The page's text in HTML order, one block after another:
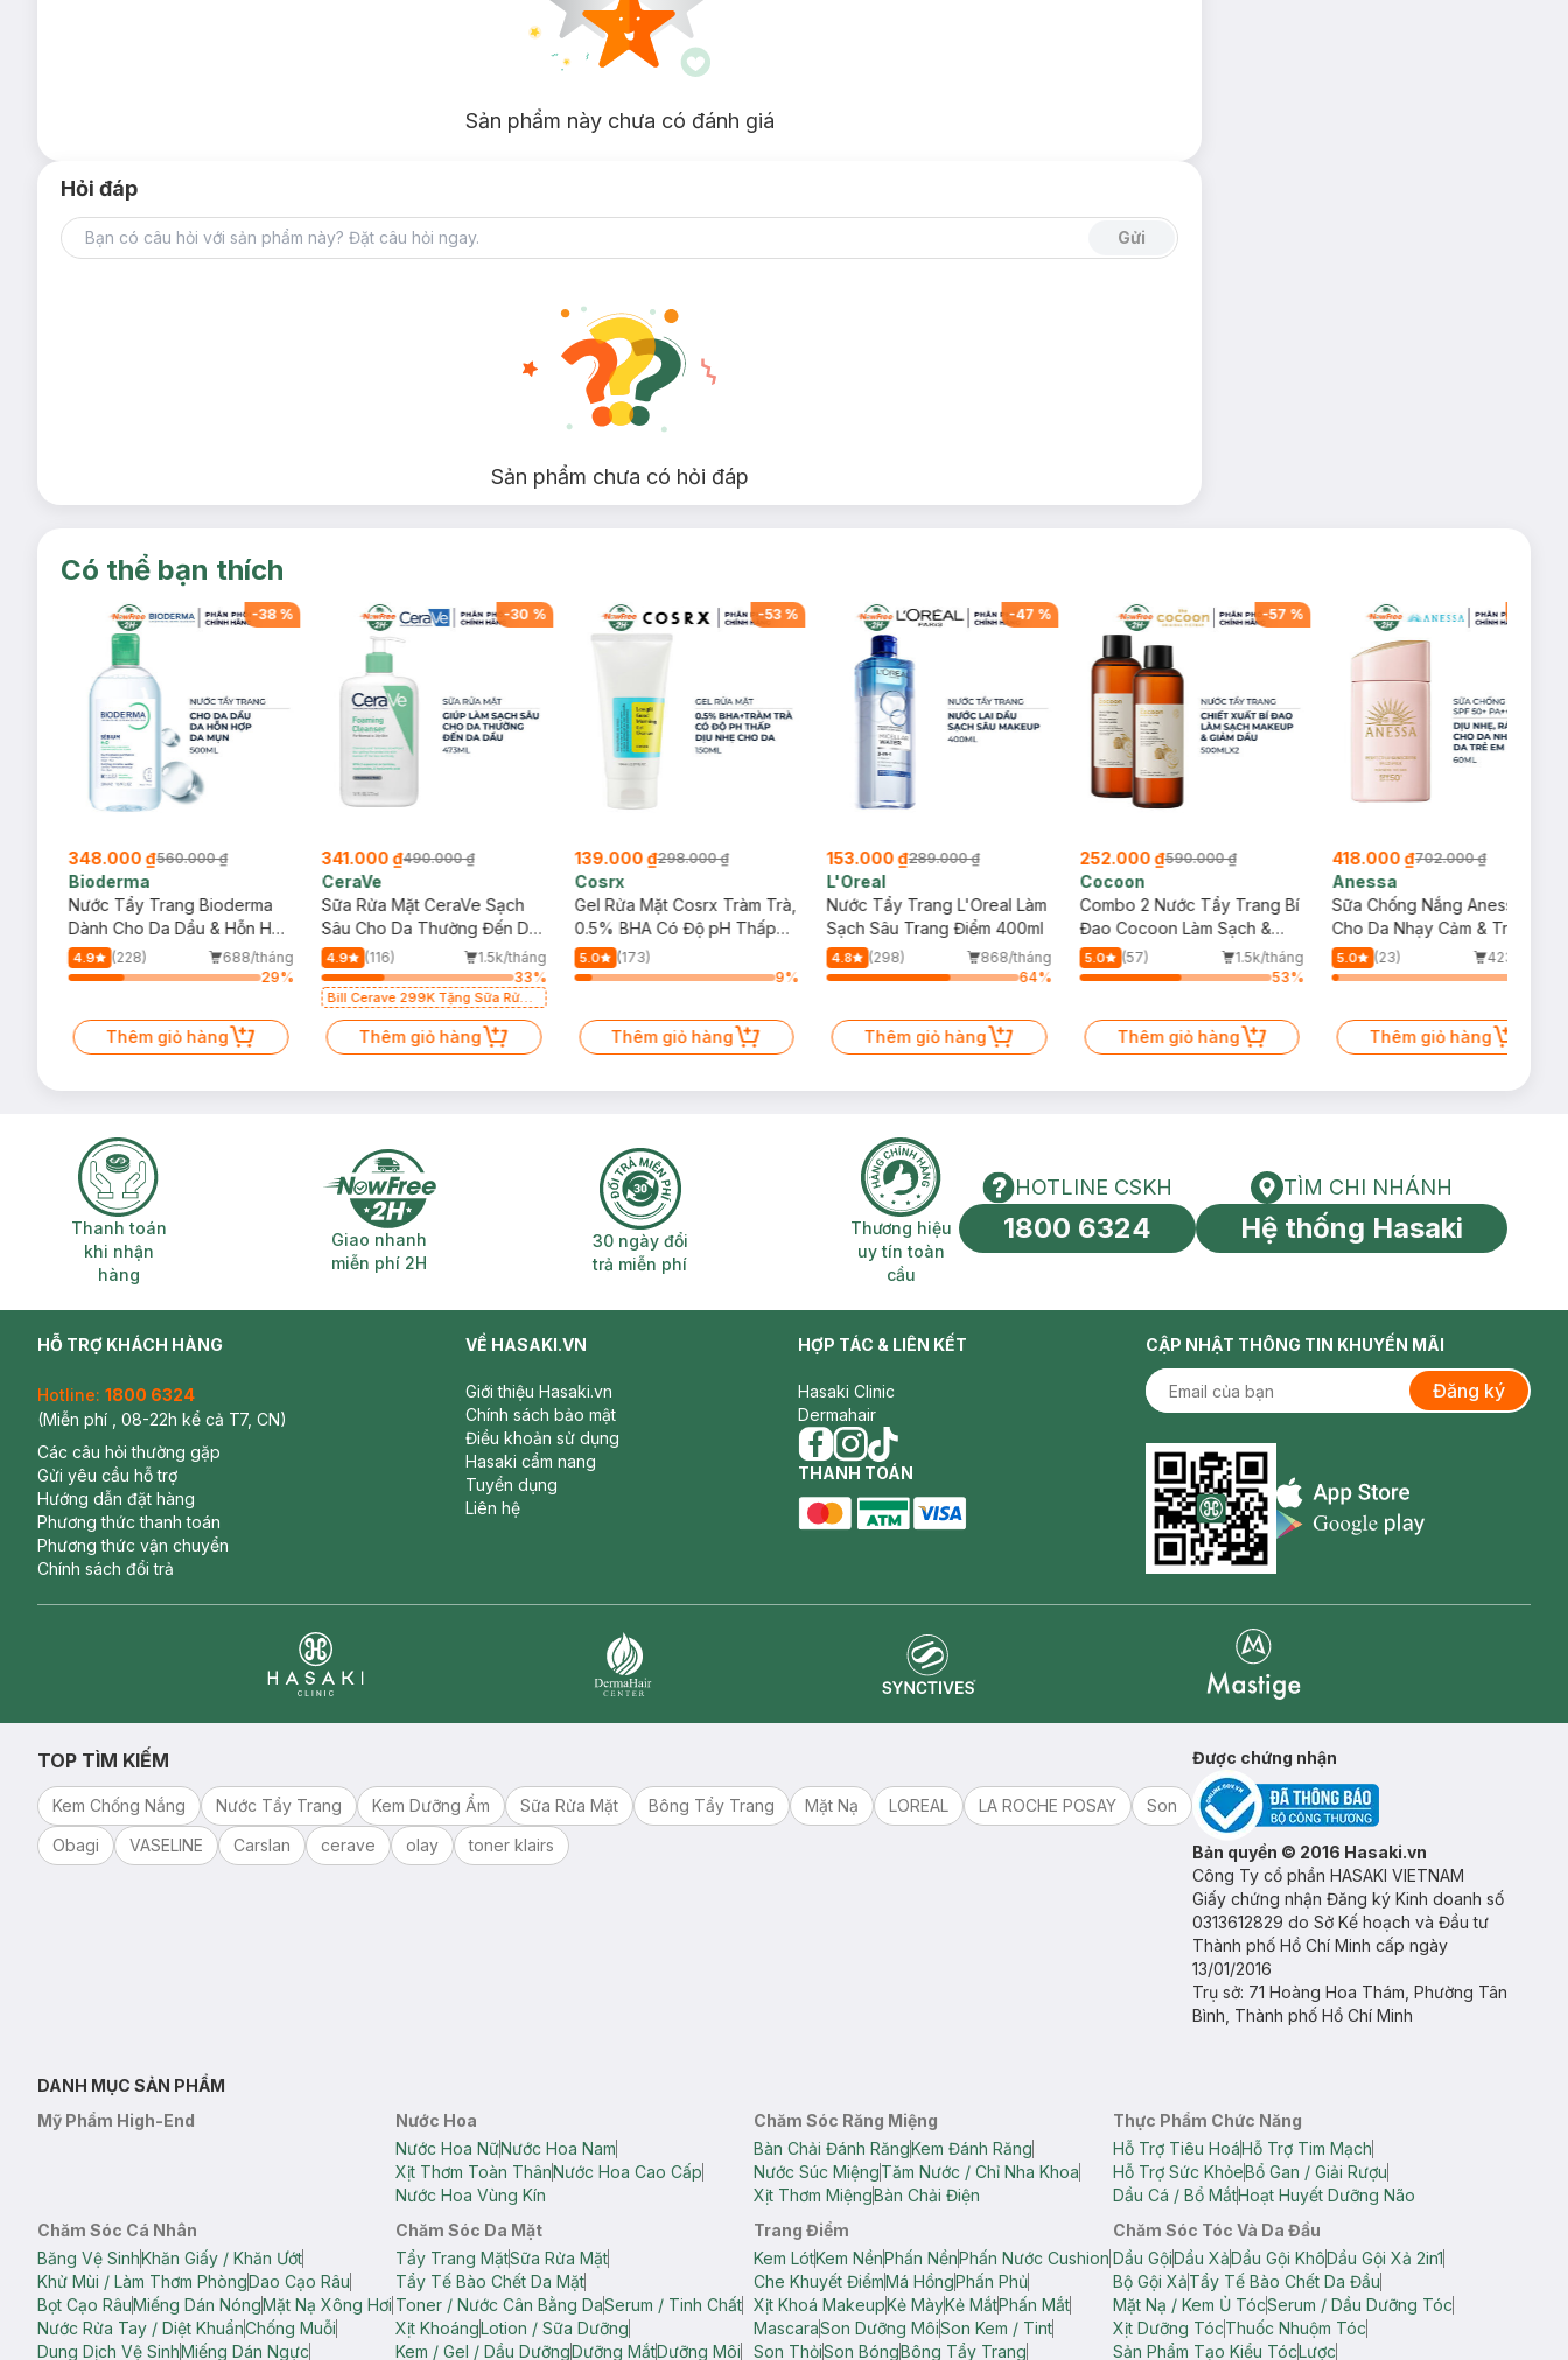
Sản phẩm này chưa có đánh giá
Hỏi đáp
Gửi
Sản phẩm chưa có hỏi đáp
Có thể bạn thích
-38%
348.000 ₫560.000 ₫
Bioderma
Nước Tẩy Trang Bioderma
Dành Cho Da Dầu & Hỗn Hợp
500ml
4.9 (228)
688/tháng
29%
Thêm giỏ hàng
-30 %
341.000 ₫490.000 ₫
CeraVe
Sữa Rửa Mặt CeraVe Sạch
Sâu Cho Da Thường Đến Da
Dầu 473ml
4.9 (116)
1.5k/tháng
33%
Bill Cerave 299K Tặng Sữa Rửa
Mặt Cerave 30ml (SL có hạn)
Thêm giỏ hàng
-53%
139.000 ₫298.000 ₫
Cosrx
Gel Rửa Mặt Cosrx Tràm Trà,
0.5% BHA Có Độ pH Thấp
150ml
5.0
(173)
9%
Thêm giỏ hàng
-47 %
153.000 ₫289.000 ₫
L'Oreal
Nước Tẩy Trang L'Oreal Làm
Sạch Sâu Trang Điểm 400ml
4.8 (298)
868/tháng
64%
Thêm giỏ hàng
-57 %
252.000 ₫590.000 ₫
Cocoon
Combo 2 Nước Tẩy Trang Bí
Đao Cocoon Làm Sạch &
Giảm Dầu 500ml
5.0 (57)
1.5k/tháng
53%
Thêm giỏ hàng
418.000 ₫702.000 ₫
Anessa
Sữa Chống Nắng Anessa
Cho Da Nhạy Cảm & Trẻ Em
60ml (Mới)
5.0 (23)
423/tháng
Thêm giỏ hàng
Thanh toán khi nhận hàng
Thanh toán
khi nhận
hàng
Giao nhanh miễn phí 2H
Giao nhanh
miễn phí 2H
30 ngày đổi trả miễn phí
30 ngày đổi
trả miễn phí
Thương hiệu uy tín toàn cầu
Thương hiệu
uy tín toàn
cầu
HOTLINE CSKH
HOTLINE CSKH
1800 6324
Tìm chi nhánh
TÌM CHI NHÁNH
Hệ thống Hasaki
HỖ TRỢ KHÁCH HÀNG
Hotline: 1800 6324
(Miễn phí , 08-22h kể cả T7, CN)
Các câu hỏi thường gặp
Gửi yêu cầu hỗ trợ
Hướng dẫn đặt hàng
Phương thức thanh toán
Phương thức vận chuyển
Chính sách đổi trả
VỀ HASAKI.VN
Giới thiệu Hasaki.vn
Chính sách bảo mật
Điều khoản sử dụng
Hasaki cẩm nang
Tuyển dụng
Liên hệ
HỢP TÁC & LIÊN KẾT
Hasaki Clinic
Dermahair
facebook
instagram
tiktok
THANH TOÁN
CẬP NHẬT THÔNG TIN KHUYẾN MÃI
Đăng ký
Appstore icon
TOP TÌM KIẾM
Kem Chống Nắng Nước Tẩy Trang Kem Dưỡng Ẩm Sữa Rửa Mặt Bông Tẩy Trang Mặt Nạ LOREAL LA ROCHE POSAY
Son
Obagi
VASELINE Carslan cerave olay toner klairs
Được chứng nhận
Bản quyền © 2016 Hasaki.vn
Công Ty cổ phần HASAKI VIETNAM
Giấy chứng nhận Đăng ký Kinh doanh số
0313612829 do Sở Kế hoạch và Đầu tư
Thành phố Hồ Chí Minh cấp ngày
13/01/2016
Trụ sở: 71 Hoàng Hoa Thám, Phường Tân
Bình, Thành phố Hồ Chí Minh
DANH MỤC SẢN PHẨM
Mỹ Phẩm High-End
Nước Hoa
Nước Hoa NữNước Hoa Nam
Xịt Thơm Toàn ThânNước Hoa Cao Cấp
Nước Hoa Vùng Kín
Chăm Sóc Răng Miệng
Bàn Chải Đánh RăngKem Đánh Răng
Nước Súc MiệngTăm Nước / Chỉ Nha Khoa
Xịt Thơm MiệngBàn Chải Điện
Thực Phẩm Chức Năng
Hỗ Trợ Tiêu HoáHỗ Trợ Tim Mạch
Hỗ Trợ Sức KhỏeBổ Gan / Giải Rượu
Dầu Cá / Bổ MắtHoạt Huyết Dưỡng Não
Chăm Sóc Cá Nhân
Băng Vệ SinhKhăn Giấy / Khăn Ướt
Khử Mùi / Làm Thơm PhòngDao Cạo Râu
Bọt Cạo RâuMiếng Dán NóngMặt Nạ Xông Hơi
Nước Rửa Tay / Diệt KhuẩnChống Muỗi
Dung Dịch Vệ SinhMiếng Dán Ngực
Chăm Sóc Da Mặt
Tẩy Trang MặtSữa Rửa Mặt
Tẩy Tế Bào Chết Da Mặt
Toner / Nước Cân Bằng DaSerum / Tinh Chất
Xịt KhoángLotion / Sữa Dưỡng
Kem / Gel / Dầu DưỡngDưỡng MắtDưỡng Môi
Trang Điểm
Kem LótKem NềnPhấn NềnPhấn Nước Cushion
Che Khuyết ĐiểmMá HồngPhấn Phủ
Xịt Khoá MakeupKẻ MàyKẻ MắtPhấn Mắt
MascaraSon Dưỡng MôiSon Kem / Tint
Son ThỏiSon BóngBông Tẩy Trang
Chăm Sóc Tóc Và Da Đầu
Dầu GộiDầu XảDầu Gội KhôDầu Gội Xả 2in1
Bộ Gội XảTẩy Tế Bào Chết Da Đầu
Mặt Nạ / Kem Ủ TócSerum / Dầu Dưỡng Tóc
Xịt Dưỡng TócThuốc Nhuộm Tóc
Sản Phẩm Tạo Kiểu TócLược